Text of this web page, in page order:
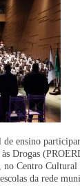
ensino
às Drogas
Centro Cultural
da rede